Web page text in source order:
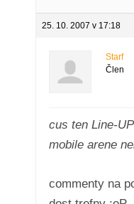
25. 10. 2007 v 17:18
Starf
Člen
cus ten Line-
mobile arene
commenty na